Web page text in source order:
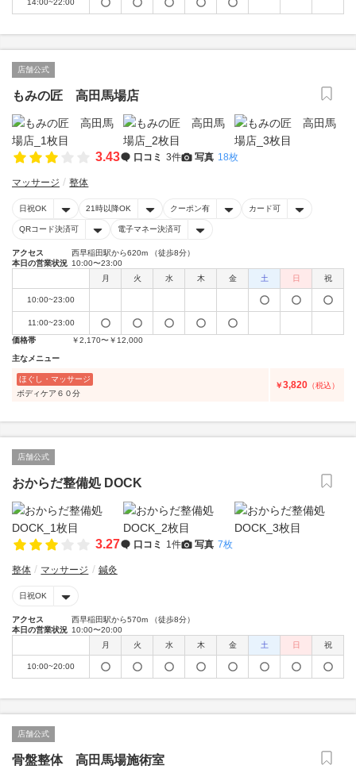
14:00~22:00
店舗公式
もみの匠 高田馬場店
3.43 口コミ 3件 写真 18枚
マッサージ 整体
日祝OK 21時以降OK クーポン有 カード可
QRコード決済可 電子マネー決済可
アクセス
西早稲田駅から620m （徒歩8分）
本日の営業状況 10:00〜23:00
月
火 水 木 金 土 日 祝
10:00~23:00
11:00~23:00
価格帯
￥2,170〜￥12,000
主なメニュー
ほぐし・マッサージ
ボディケア６０分
￥3,820 （税込）
店舗公式
おからだ整備処 DOCK
3.27 口コミ 1件 写真 7枚
整体 マッサージ 鍼灸
日祝OK
アクセス
西早稲田駅から570m （徒歩8分）
本日の営業状況 10:00〜20:00
月
火 水 木 金 土 日 祝
10:00~20:00
店舗公式
骨盤整体 高田馬場施術室